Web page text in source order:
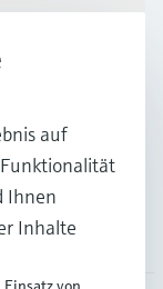
auf
Ihnen
Inhalte